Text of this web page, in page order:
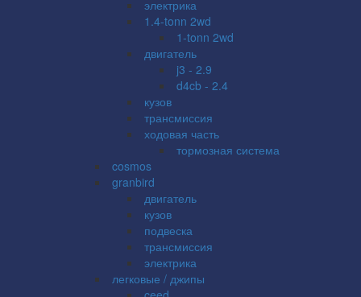
электрика
1.4-tonn 2wd
1-tonn 2wd
двигатель
j3 - 2.9
d4cb - 2.4
кузов
трансмиссия
ходовая часть
тормозная система
cosmos
granbird
двигатель
кузов
подвеска
трансмиссия
электрика
легковые / джипы